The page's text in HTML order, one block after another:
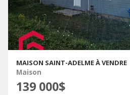
MAISON SAINT-ADELME À VENDRE
Maison
139 000$